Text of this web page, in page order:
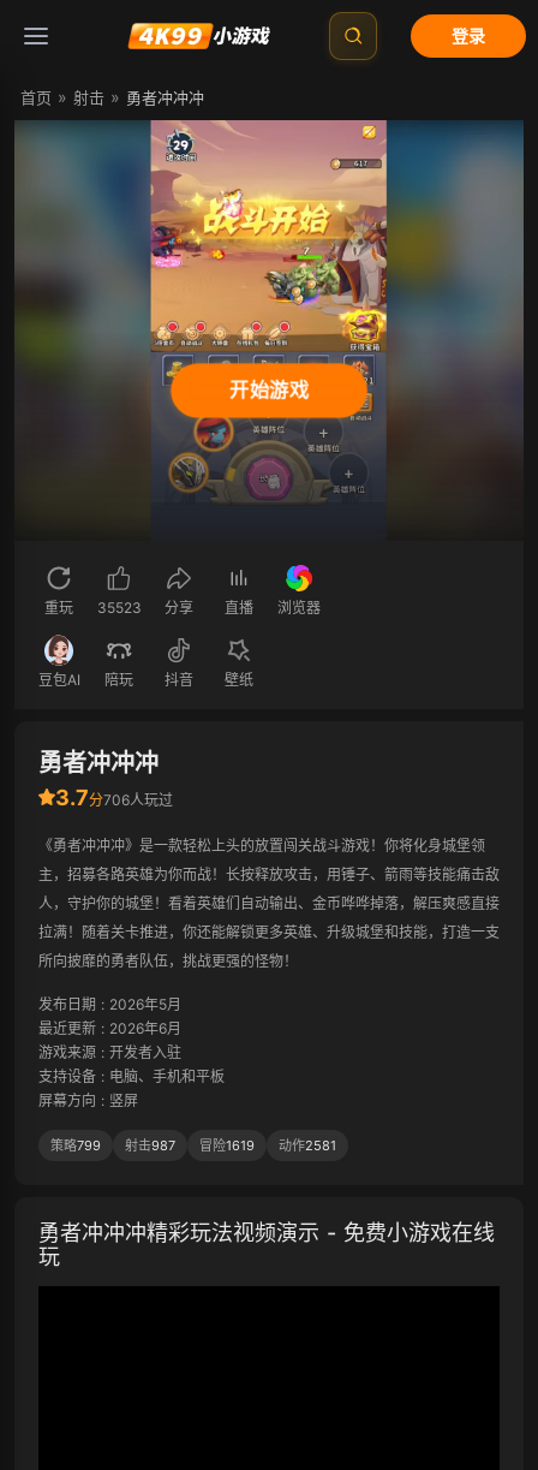
登录
首页 » 射击 » 勇者冲冲冲
开始游戏
重玩 35523 分享 直播 浏览器
豆包AI 陪玩 抖音 壁纸
勇者冲冲冲
3.7分706人玩过
《勇者冲冲冲》是一款轻松上头的放置闯关战斗游戏！你将化身城堡领
主，招募各路英雄为你而战！长按释放攻击，用锤子、箭雨等技能痛击敌
人，守护你的城堡！看着英雄们自动输出、金币哗哗掉落，解压爽感直接
拉满！随着关卡推进，你还能解锁更多英雄、升级城堡和技能，打造一支
所向披靡的勇者队伍，挑战更强的怪物！
发布日期 : 2026年5月
最近更新 : 2026年6月
游戏来源 : 开发者入驻
支持设备 : 电脑、手机和平板
屏幕方向 : 竖屏
策略799 射击987 冒险1619 动作2581
勇者冲冲冲精彩玩法视频演示 - 免费小游戏在线
玩